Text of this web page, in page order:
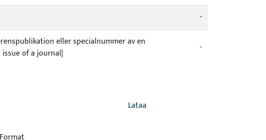
-
eller specialnummer av en
of a journal|
-
Lataa